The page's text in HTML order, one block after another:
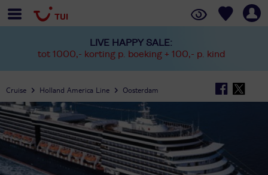
LIVE HAPPY SALE:
tot 1000,- korting p. boeking + 100,- p. kind
Cruise Holland America Line Oosterdam